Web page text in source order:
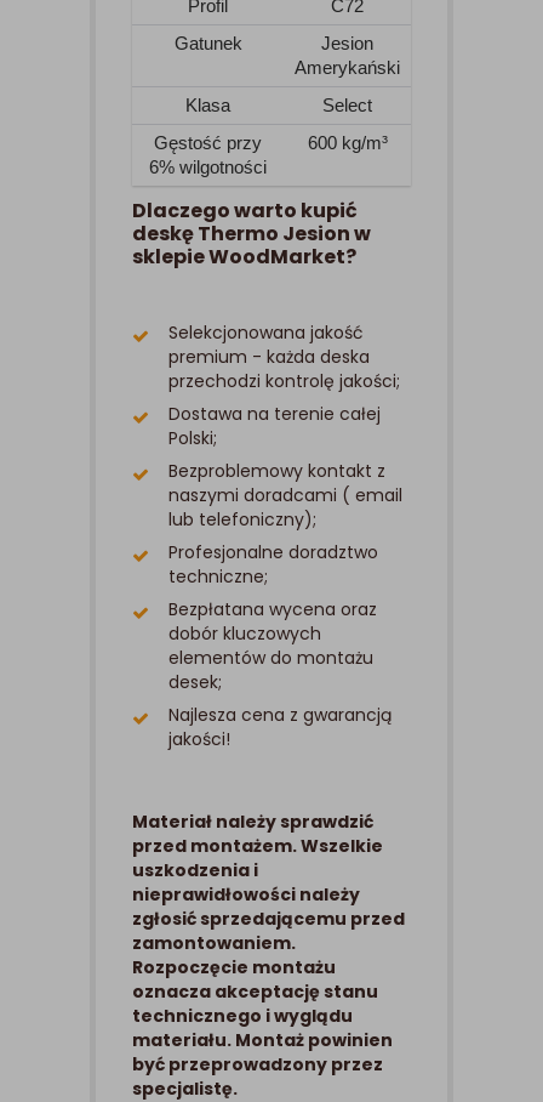
Profil
C72
Gatunek
Jesion
Amerykański
Klasa
Select
Gęstość przy
6% wilgotności
600 kg/m³
Dlaczego warto kupić
deskę Thermo Jesion w
sklepie WoodMarket?
Selekcjonowana jakość
premium - każda deska
przechodzi kontrolę jakości;
Dostawa na terenie całej
Polski;
Bezproblemowy kontakt z
naszymi doradcami ( email
lub telefoniczny);
Profesjonalne doradztwo
techniczne;
Bezpłatana wycena oraz
dobór kluczowych
elementów do montażu
desek;
Najlesza cena z gwarancją
jakości!
Materiał należy sprawdzić
przed montażem. Wszelkie
uszkodzenia i
nieprawidłowości należy
zgłosić sprzedającemu przed
zamontowaniem.
Rozpoczęcie montażu
oznacza akceptację stanu
technicznego i wyglądu
materiału. Montaż powinien
być przeprowadzony przez
specjalistę.